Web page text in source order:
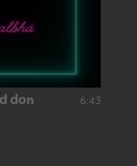
don
6:43